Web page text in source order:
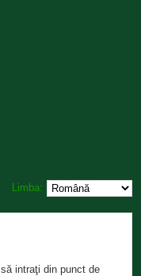
Limba:
intraţi din punct de